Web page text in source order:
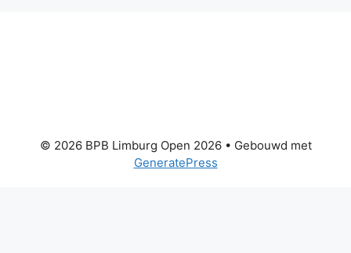
© 2026 BPB Limburg Open 2026• Gebouwd met
GeneratePress